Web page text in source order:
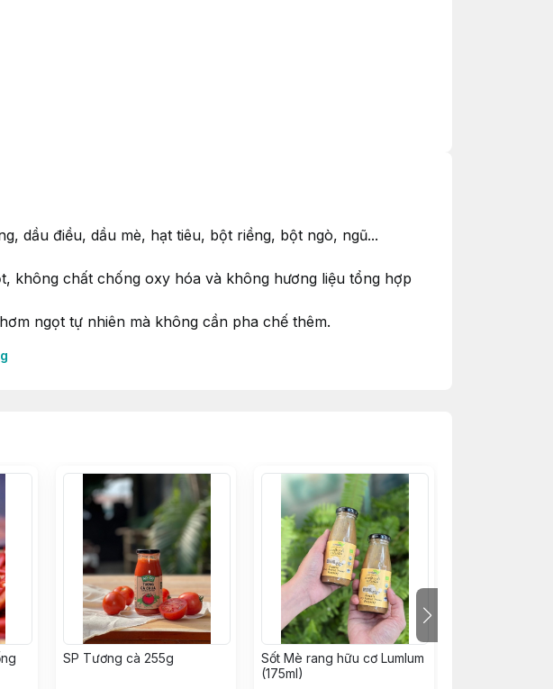
dầu điều, dầu mè, hạt tiêu, bột riềng, bột ngò, ngũ...
không chất chống oxy hóa và không hương liệu tổng hợp
ngọt tự nhiên mà không cần pha chế thêm.
phút đến 1 tiếng. Nướng trên bếp than hoặc nồi chiên
SP Tương cà 255g
Sốt Mè rang hữu cơ Lumlum
(175ml)